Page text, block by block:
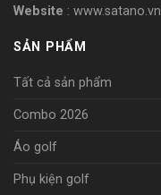
Website : www.satano.vn
SẢN PHẨM
Tất cả sản phẩm
Combo 2026
Áo golf
Phụ kiện golf